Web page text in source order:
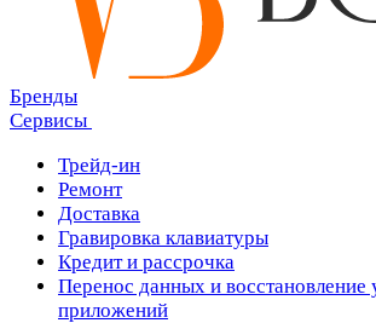
Бренды
Сервисы
Трейд-ин
Ремонт
Доставка
Гравировка клавиатуры
Кредит и рассрочка
Перенос данных и восстановление
приложений